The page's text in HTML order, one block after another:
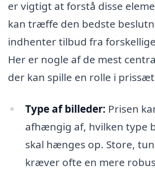
er vigtigt at forstå disse
kan træffe den bedste
indhenter tilbud fra
Her er nogle af de mest
der kan spille en rolle i
Type af billeder: Prisen
afhængig af, hvilken type
skal hænges op. Store,
kræver ofte en mere